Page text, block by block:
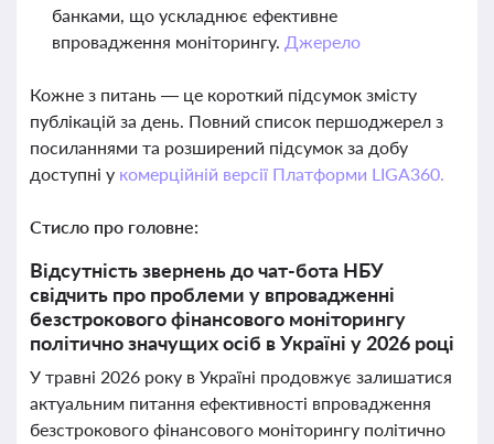
банками, що ускладнює ефективне
впровадження моніторингу. Джерело
Кожне з питань — це короткий підсумок змісту
публікацій за день. Повний список першоджерел з
посиланнями та розширений підсумок за добу
доступні у комерційній версії Платформи LIGA360.
Стисло про головне:
Відсутність звернень до чат-бота НБУ
свідчить про проблеми у впровадженні
безстрокового фінансового моніторингу
політично значущих осіб в Україні у 2026 році
У травні 2026 року в Україні продовжує залишатися
актуальним питання ефективності впровадження
безстрокового фінансового моніторингу політично